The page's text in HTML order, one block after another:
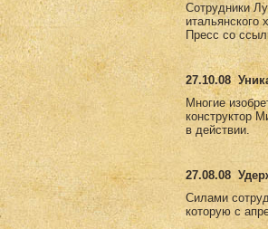
Сотрудники
итальянского
Пресс со
27.10.08
Многие
конструктор
в действии.
27.08.08
Силами
которую с